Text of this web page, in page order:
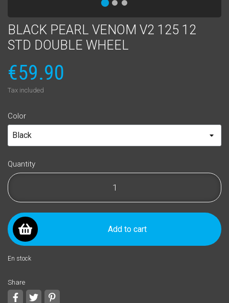
BLACK PEARL VENOM V2 125 12
STD DOUBLE WHEEL
€59.90
Tax included
Color
Quantity
Add to cart
En stock
Share